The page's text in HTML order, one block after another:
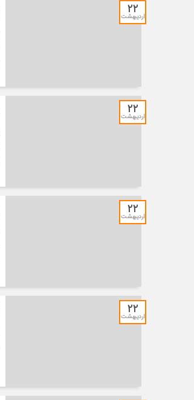
۲۲
اردیبهشت
۲۲
اردیبهشت
۲۲
اردیبهشت
۲۲
اردیبهشت